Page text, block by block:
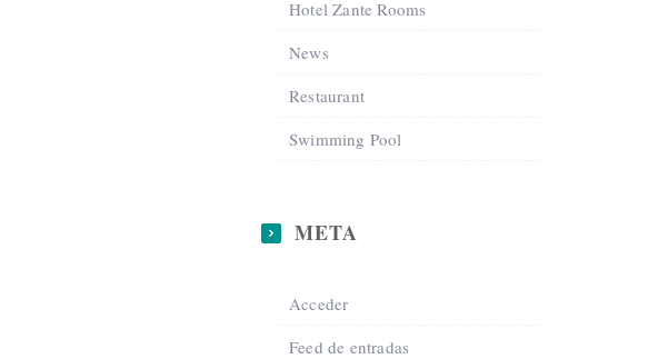
Hotel Zante Rooms
News
Restaurant
Swimming Pool
META
Acceder
Feed de entradas